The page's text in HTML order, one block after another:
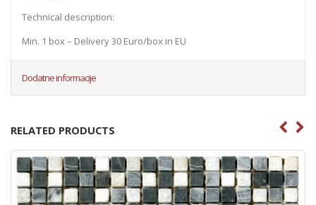
Technical description:
Min. 1 box – Delivery 30 Euro/box in EU
Dodatne informacije
RELATED PRODUCTS